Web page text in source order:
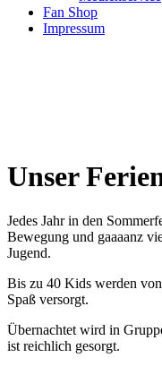
Fan Shop
Impressum
Unser
Jedes Jahr in den
Bewegung und gaaaanz
Jugend.
Bis zu 40 Kids werden
Spaß versorgt.
Übernachtet wird in
ist reichlich gesorgt.